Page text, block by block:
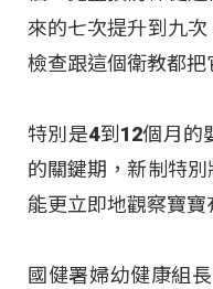
來的七次提升到九次
檢查跟這個衛教都把
特別是4到12個月的
的關鍵期，新制特
能更立即地觀察寶寶
國健署婦幼健康組